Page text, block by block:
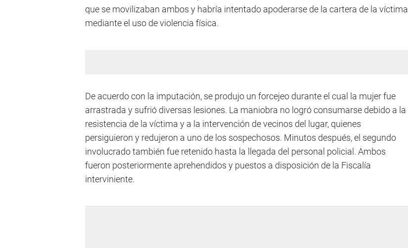
que se movilizaban ambos y habría intentado apoderarse de la cartera de la víctima
mediante el uso de violencia física.
De acuerdo con la imputación, se produjo un forcejeo durante el cual la mujer fue
arrastrada y sufrió diversas lesiones. La maniobra no logró consumarse debido a la
resistencia de la víctima y a la intervención de vecinos del lugar, quienes
persiguieron y redujeron a uno de los sospechosos. Minutos después, el segundo
involucrado también fue retenido hasta la llegada del personal policial. Ambos
fueron posteriormente aprehendidos y puestos a disposición de la Fiscalía
interviniente.